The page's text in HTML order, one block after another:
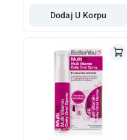
Dodaj U Korpu